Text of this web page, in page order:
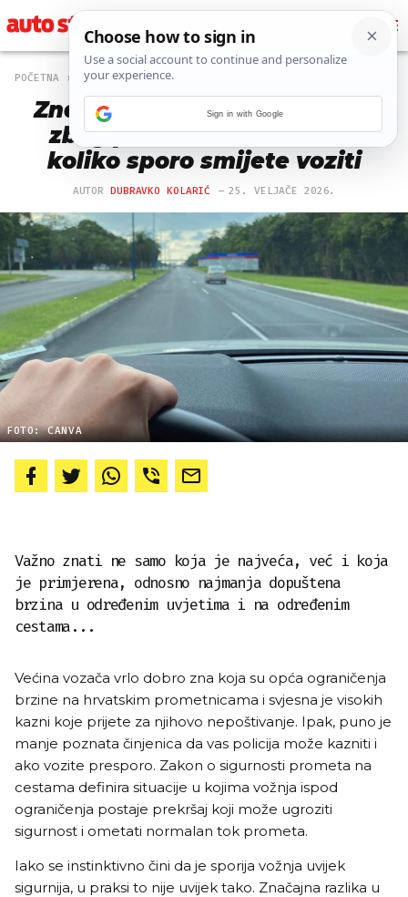
POČETNA MAGAZIN
Znate li da vas mogu kazniti
zbog premale brzine? Evo
koliko sporo smijete voziti
AUTOR DUBRAVKO KOLARIĆ 25. VELJAČE 2026.
FOTO: CANVA
Važno znati ne samo koja je najveća, već i koja
je primjerena, odnosno najmanja dopuštena
brzina u određenim uvjetima i na određenim
cestama...
Većina vozača vrlo dobro zna koja su opća ograničenja
brzine na hrvatskim prometnicama i svjesna je visokih
kazni koje prijete za njihovo nepoštivanje. Ipak, puno je
manje poznata činjenica da vas policija može kazniti i
ako vozite presporo. Zakon o sigurnosti prometa na
cestama definira situacije u kojima vožnja ispod
ograničenja postaje prekršaj koji može ugroziti
sigurnost i ometati normalan tok prometa.
Iako se instinktivno čini da je sporija vožnja uvijek
sigurnija, u praksi to nije uvijek tako. Značajna razlika u
Sign in with Google